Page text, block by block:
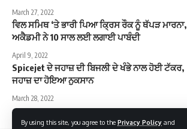
By using this site, you agree to the Privacy Policy and
March 27, 2022
ਵਿਲ ਸਮਿਥ ‘ਤੇ ਭਾਰੀ ਪਿਆ ਕ੍ਰਿਸ ਰੌਕ ਨੂੰ ਥੱਪੜ ਮਾਰਨਾ,
ਅਕੈਡਮੀ ਨੇ 10 ਸਾਲ ਲਈ ਲਗਾਈ ਪਾਬੰਦੀ
April 9, 2022
Spicejet ਦੇ ਜਹਾਜ਼ ਦੀ ਬਿਜਲੀ ਦੇ ਖੰਭੇ ਨਾਲ ਹੋਈ ਟੱਕਰ,
ਜਹਾਜ਼ ਦਾ ਹੋਇਆ ਨੁਕਸਾਨ
March 28, 2022